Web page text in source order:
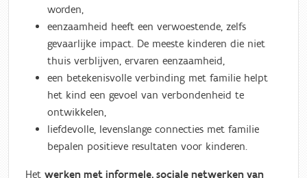
worden,
eenzaamheid heeft een verwoestende, zelfs
gevaarlijke impact. De meeste kinderen die niet
thuis verblijven, ervaren eenzaamheid,
een betekenisvolle verbinding met familie helpt
het kind een gevoel van verbondenheid te
ontwikkelen,
liefdevolle, levenslange connecties met familie
bepalen positieve resultaten voor kinderen.
Het werken met informele, sociale netwerken van